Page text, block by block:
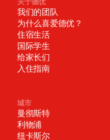
我们的团队
为什么喜爱德优？
住宿生活
国际学生
给家长们
入住指南
城市
曼彻斯特
利物浦
纽卡斯尔